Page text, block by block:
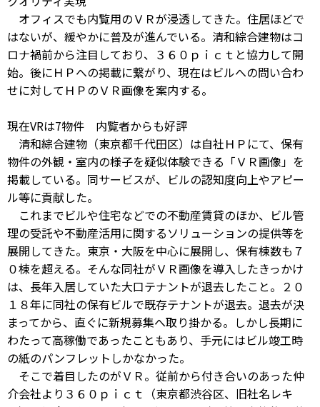
オフィスでも内覧用のＶＲが浸透してきた。住居ほどで
はないが、緩やかに普及が進んでいる。清和綜合建物はコ
ロナ禍前から注目しており、３６０ｐｉｃｔと協力して開
始。後にＨＰへの掲載に繋がり、現在はビルへの問い合わ
せに対してＨＰのＶＲ画像を案内する。
現在VRは7物件 内覧者からも好評
清和綜合建物（東京都千代田区）は自社ＨＰにて、保有
物件の外観・室内の様子を疑似体験できる「ＶＲ画像」を
掲載している。同サービスが、ビルの認知度向上やアピー
ル等に貢献した。
これまでビルや住宅などでの不動産賃貸のほか、ビル管
理の受託や不動産活用に関するソリューションの提供等を
展開してきた。東京・大阪を中心に展開し、保有棟数も７
０棟を超える。そんな同社がＶＲ画像を導入したきっかけ
は、長年入居していた大口テナントが退去したこと。２０
１８年に同社の保有ビルで既存テナントが退去。退去が決
まってから、直ぐに新規募集へ取り掛かる。しかし長期に
わたって高稼働であったこともあり、手元にはビル竣工時
の紙のパンフレットしかなかった。
そこで着目したのがＶＲ。従前から付き合いのあった仲
介会社より３６０ｐｉｃｔ（東京都渋谷区、旧社名レキ